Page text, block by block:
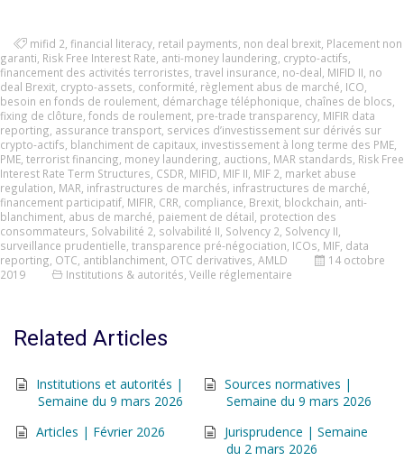
mifid 2 financial literacy retail payments non deal brexit Placement non
garanti Risk Free Interest Rate anti-money laundering crypto-actifs
financement des activités terroristes travel insurance no-deal MIFID II no
deal Brexit crypto-assets conformité règlement abus de marché ICO
besoin en fonds de roulement démarchage téléphonique chaînes de blocs
fixing de clôture fonds de roulement pre-trade transparency MIFIR data
reporting assurance transport services d’investissement sur dérivés sur
crypto-actifs blanchiment de capitaux investissement à long terme des PME
PME terrorist financing money laundering auctions MAR standards Risk Free
Interest Rate Term Structures CSDR MIFID MIF II MIF 2 market abuse
regulation MAR infrastructures de marchés infrastructures de marché
financement participatif MIFIR CRR compliance Brexit blockchain anti-
blanchiment abus de marché paiement de détail protection des
consommateurs Solvabilité 2 solvabilité II Solvency 2 Solvency II
surveillance prudentielle transparence pré-négociation ICOs MIF data
reporting OTC antiblanchiment OTC derivatives AMLD
14 octobre
2019
Institutions & autorités Veille réglementaire
Related Articles
Institutions et autorités |
Semaine du 9 mars 2026
Sources normatives |
Semaine du 9 mars 2026
Articles | Février 2026
Jurisprudence | Semaine
du 2 mars 2026